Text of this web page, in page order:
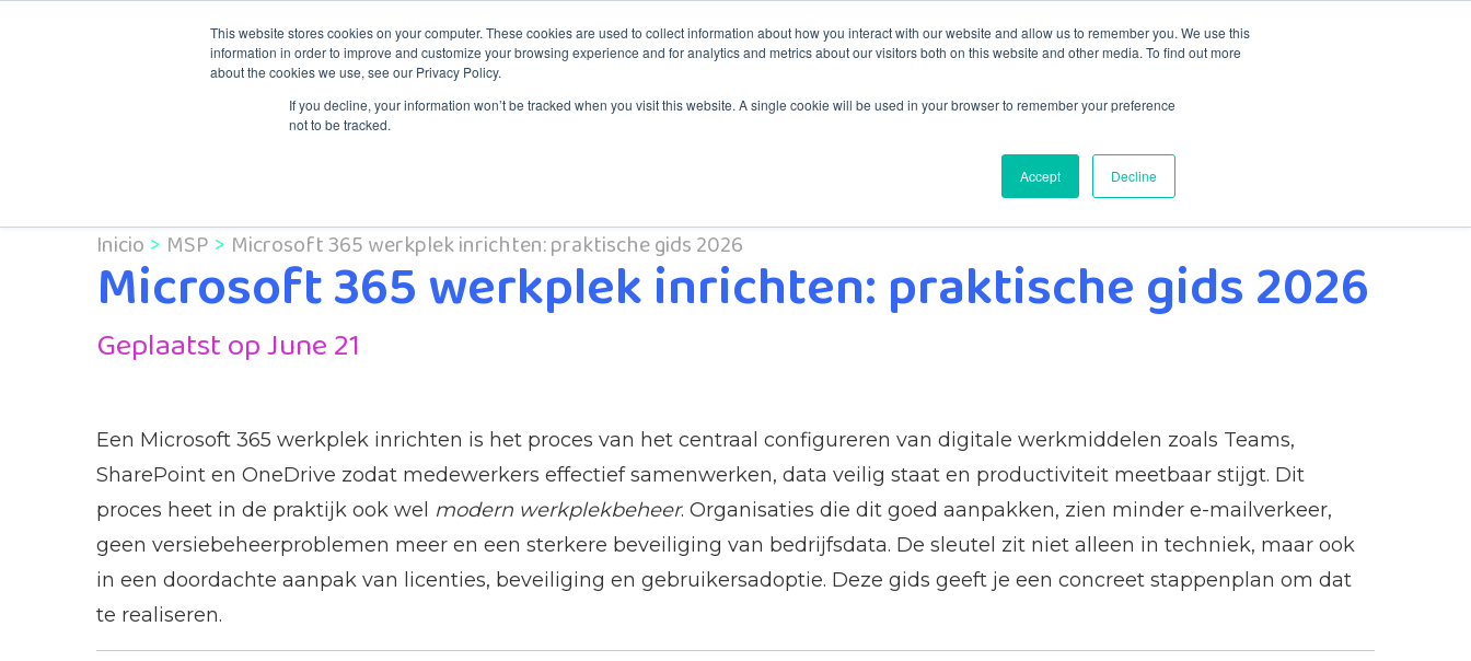
This website stores cookies on your computer. These cookies are used to collect information about how you interact with our website and allow us to remember you. We use this
information in order to improve and customize your browsing experience and for analytics and metrics about our visitors both on this website and other media. To find out more
about the cookies we use, see our Privacy Policy.
If you decline, your information won’t be tracked when you visit this website. A single cookie will be used in your browser to remember your preference
not to be tracked.
Accept Decline
Conocimientos y formación
Inicio MSP Microsoft 365 werkplek inrichten: praktische gids 2026
Microsoft 365 werkplek inrichten: praktische gids 2026
Geplaatst op June 21
Een Microsoft 365 werkplek inrichten is het proces van het centraal configureren van digitale werkmiddelen zoals Teams,
SharePoint en OneDrive zodat medewerkers effectief samenwerken, data veilig staat en productiviteit meetbaar stijgt. Dit
proces heet in de praktijk ook wel modern werkplekbeheer. Organisaties die dit goed aanpakken, zien minder e-mailverkeer,
geen versiebeheerproblemen meer en een sterkere beveiliging van bedrijfsdata. De sleutel zit niet alleen in techniek, maar ook
in een doordachte aanpak van licenties, beveiliging en gebruikersadoptie. Deze gids geeft je een concreet stappenplan om dat
te realiseren.